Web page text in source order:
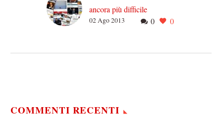
ancora più difficile
E venne il giorno. 0 0
02 Ago 2013
COMMENTI RECENTI